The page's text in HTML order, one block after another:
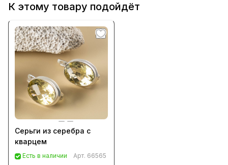
К этому товару подойдёт
Серьги из серебра с
кварцем
Есть в наличии Арт. 66565